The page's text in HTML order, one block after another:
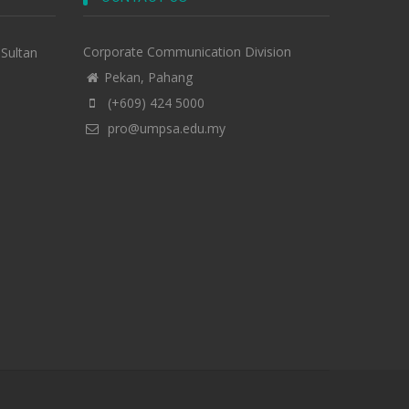
Corporate Communication Division
Pekan, Pahang
(+609) 424 5000
pro@umpsa.edu.my